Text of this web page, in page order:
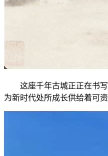
这座千年古城正正在书写
为新时代处所成长供给着可资